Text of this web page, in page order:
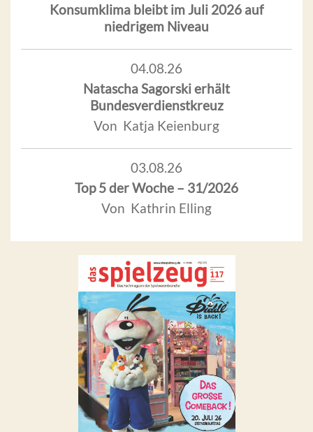
Konsumklima bleibt im Juli 2026 auf
niedrigem Niveau
04.08.26
Natascha Sagorski erhält
Bundesverdienstkreuz
Von Katja Keienburg
03.08.26
Top 5 der Woche – 31/2026
Von Kathrin Elling